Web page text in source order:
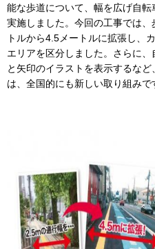
能な歩道について、幅を広げ自
実施しました。今回の工事では
トルから4.5メートルに拡張し、
エリアを区分しました。さらに
と矢印のイラストを表示するな
は、全国的にも新しい取り組みで